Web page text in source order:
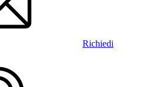
Richiedi